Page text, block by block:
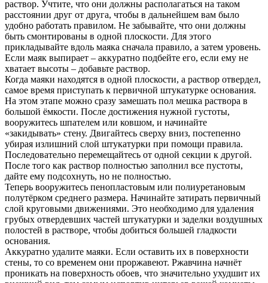
раствор. Учтите, что они должны располагаться на таком
расстоянии друг от друга, чтобы в дальнейшем вам было
удобно работать правилом. Не забывайте, что они должны
быть смонтированы в одной плоскости. Для этого
прикладывайте вдоль маяка сначала правило, а затем уровень.
Если маяк выпирает – аккуратно подбейте его, если ему не
хватает высоты – добавьте раствор.
Когда маяки находятся в одной плоскости, а раствор отвердел,
самое время приступать к первичной штукатурке основания.
На этом этапе можно сразу замешать пол мешка раствора в
большой ёмкости. После достижения нужной густоты,
вооружитесь шпателем или ковшом, и начинайте
«закидывать» стену. Двигайтесь сверху вниз, постепенно
убирая излишний слой штукатурки при помощи правила.
Последовательно перемещайтесь от одной секции к другой.
После того как раствор полностью заполнил все пустоты,
дайте ему подсохнуть, но не полностью.
Теперь вооружитесь пенопластовым или полиуретановым
полутёрком среднего размера. Начинайте затирать первичный
слой круговыми движениями. Это необходимо для удаления
грубых отвердевших частей штукатурки и заделки воздушных
полостей в растворе, чтобы добиться большей гладкости
основания.
Аккуратно удалите маяки. Если оставить их в поверхности
стены, то со временем они проржавеют. Ржавчина начнёт
проникать на поверхность обоев, что значительно ухудшит их